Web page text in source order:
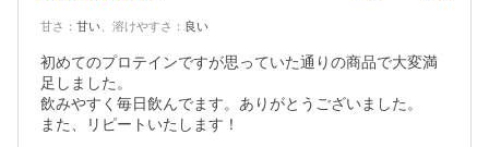
甘さ ： 甘い 溶けやすさ ： 良い
初めてのプロテインですが思っていた通りの商品で大変満
足しました。
飲みやすく毎日飲んでます。ありがとうございました。
また、リピートいたします！